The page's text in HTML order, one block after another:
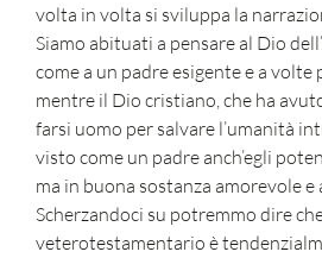
volta in volta si sviluppa la
Siamo abituati a pensare al Dio
come a un padre esigente e a volte
mentre il Dio cristiano, che ha
farsi uomo per salvare l’umanità
visto come un padre anch’egli
ma in buona sostanza amorevole e
Scherzandoci su potremmo dire
veterotestamentario è